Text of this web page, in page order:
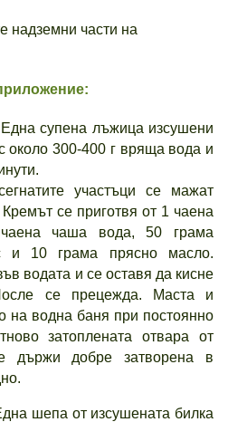
надземни части на
Една супена лъжица изсушени
около 300-400 г вряща вода и
участъци се мажат
се приготвя от 1 чаена
чаша вода, 50 грама
и 10 грама прясно масло.
водата и се оставя да кисне
се прецежда. Маста и
на водна баня при постоянно
затоплената отвара от
държи добре затворена в
шепа от изсушената билка